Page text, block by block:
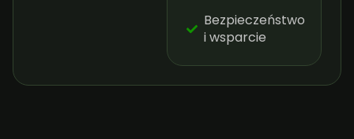
Bezpieczeństwo
i wsparcie